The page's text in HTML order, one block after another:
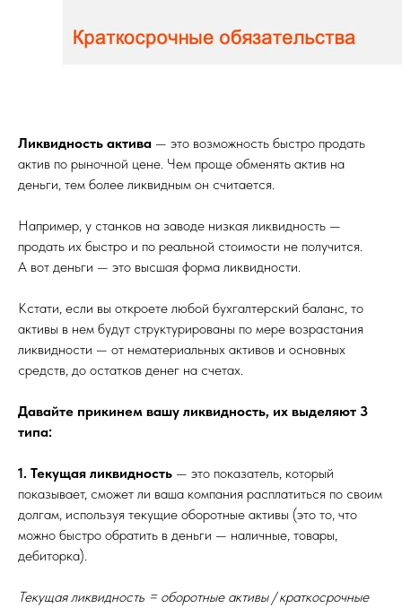
Ликвидность актива — это возможность быстро продать
актив по рыночной цене. Чем проще обменять актив на
деньги, тем более ликвидным он считается.
Например, у станков на заводе низкая ликвидность —
продать их быстро и по реальной стоимости не получится.
А вот деньги — это высшая форма ликвидности.
Кстати, если вы откроете любой бухгалтерский баланс, то
активы в нем будут структурированы по мере возрастания
ликвидности — от нематериальных активов и основных
средств, до остатков денег на счетах.
Давайте прикинем вашу ликвидность, их выделяют 3
типа:
1. Текущая ликвидность — это показатель, который
показывает, сможет ли ваша компания расплатиться по своим
долгам, используя текущие оборотные активы (это то, что
можно быстро обратить в деньги — наличные, товары,
дебиторка).
Текущая ликвидность = оборотные активы / краткосрочные